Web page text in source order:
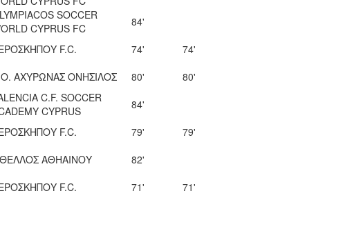
SOCCER
CYPRUS FC
84'
F.C. 74'
74'
ΑΧΥΡΩΝΑΣ ΟΝΗΣΙΛΟΣ 80'
80'
C.F. SOCCER
CYPRUS
84'
F.C. 79'
79'
ΑΘΗΑΙΝΟΥ
82'
F.C. 71' 71'